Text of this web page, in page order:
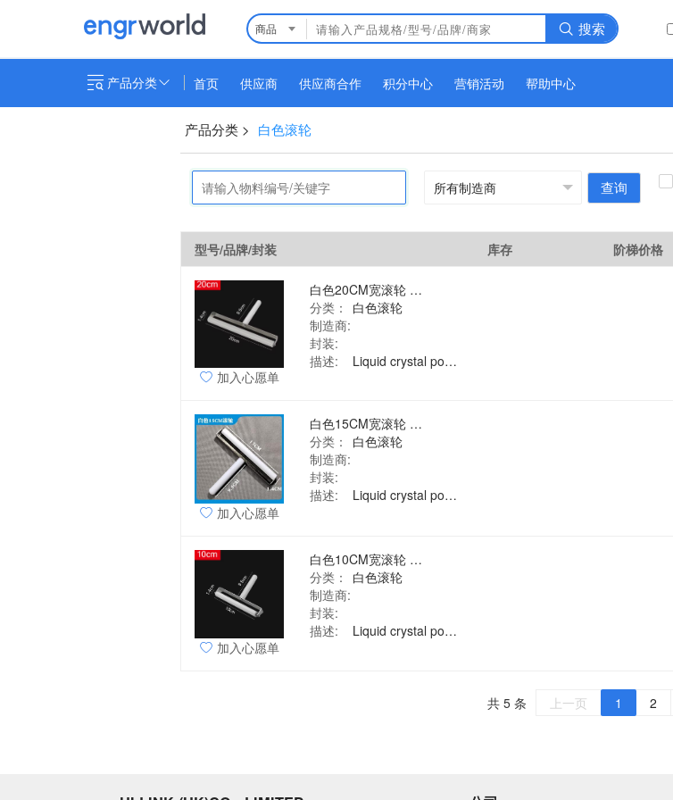
商品 搜索
产品分类 首页 供应商 供应商合作 积分中心 营销活动 帮助中心
产品分类 > 白色滚轮
查询
型号/品牌/封装 库存 阶梯价格
加入心愿单
白色20CM宽滚轮 20CM宽滚轮
分类：
白色滚轮
制造商:
封装:
描述:
Liquid crystal polarizer silicone roller, OCA film UV glue pasting roller, application wheel for mobile phone screen repair
加入心愿单
白色15CM宽滚轮 15CM宽滚轮
分类：
白色滚轮
制造商:
封装:
描述:
Liquid crystal polarizer silicone roller, OCA film UV glue pasting roller, application wheel for mobile phone screen repair
加入心愿单
白色10CM宽滚轮 10CM宽滚轮
分类：
白色滚轮
制造商:
封装:
描述:
Liquid crystal polarizer silicone roller, OCA film UV glue pasting roller, application wheel for mobile phone screen repair
共 5 条 上一页 1 2